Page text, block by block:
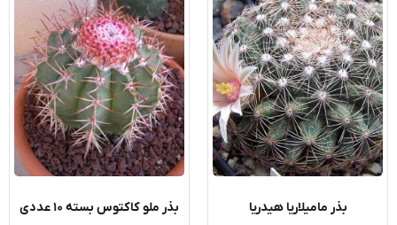
بذر مامیلاریا هیدریا بذر ملو کاکتوس بسته ۱۰ عددی